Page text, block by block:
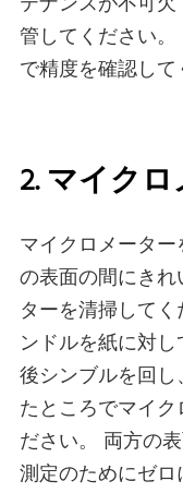
管してください
で精度を確認して
2. マイク
マイクロメータ
の表面の間にき
ターを清掃して
ンドルを紙に対
後シンブルを回
たところでマイ
ださい。 両方の
測定のためにゼロ